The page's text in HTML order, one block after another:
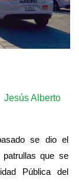
Jesús Alberto
se dio el
patrullas que se
Pública del